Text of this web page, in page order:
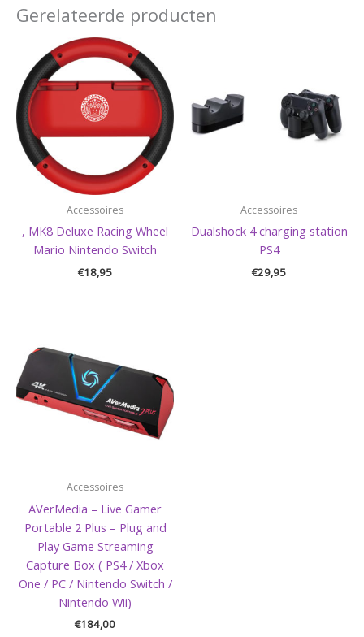
Gerelateerde producten
Accessoires
, MK8 Deluxe Racing Wheel
Mario Nintendo Switch
€18,95
Accessoires
Dualshock 4 charging station
PS4
€29,95
Accessoires
AVerMedia – Live Gamer
Portable 2 Plus – Plug and
Play Game Streaming
Capture Box ( PS4 / Xbox
One / PC / Nintendo Switch /
Nintendo Wii)
€184,00